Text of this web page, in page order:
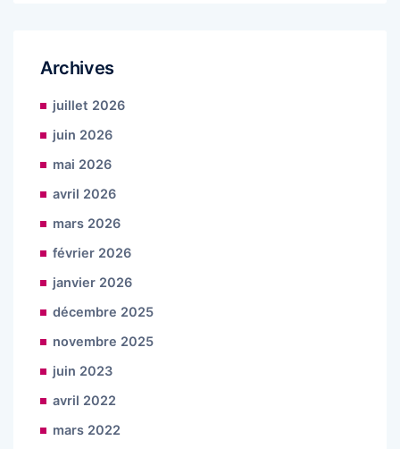
Archives
juillet 2026
juin 2026
mai 2026
avril 2026
mars 2026
février 2026
janvier 2026
décembre 2025
novembre 2025
juin 2023
avril 2022
mars 2022